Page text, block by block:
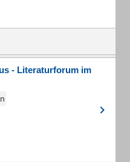
- Literaturforum im